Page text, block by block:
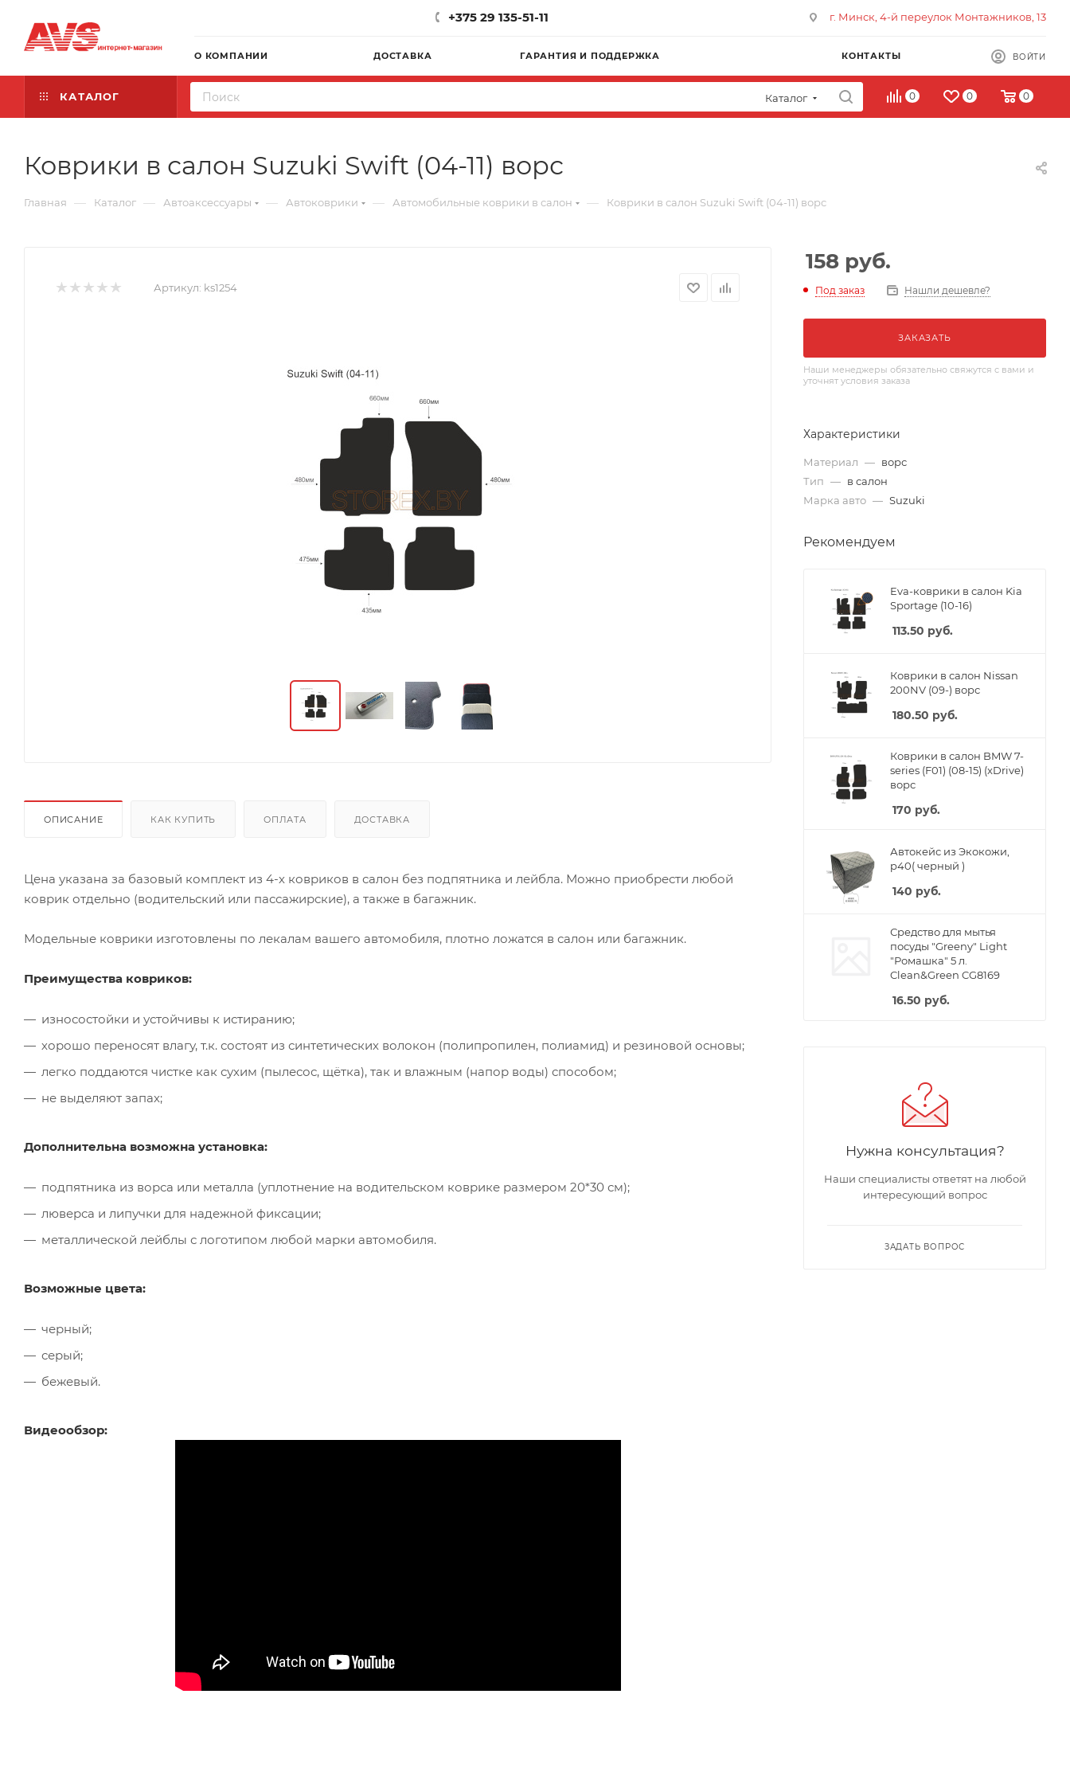
+375 29 135-51-11 г. Минск, 4-й переулок Монтажников, 13
О КОМПАНИИ ДОСТАВКА ГАРАНТИЯ И ПОДДЕРЖКА КОНТАКТЫ ВОЙТИ
КАТАЛОГ Каталог 0 0 0
Коврики в салон Suzuki Swift (04-11) ворс
Главная — Каталог — Автоаксессуары — Автоковрики — Автомобильные коврики в салон — Коврики в салон Suzuki Swift (04-11) ворс
Артикул: ks1254
ОПИСАНИЕ КАК КУПИТЬ ОПЛАТА ДОСТАВКА
Цена указана за базовый комплект из 4-х ковриков в салон без подпятника и лейбла. Можно приобрести любой
коврик отдельно (водительский или пассажирские), а также в багажник.
Модельные коврики изготовлены по лекалам вашего автомобиля, плотно ложатся в салон или багажник.
Преимущества ковриков:
износостойки и устойчивы к истиранию;
хорошо переносят влагу, т.к. состоят из синтетических волокон (полипропилен, полиамид) и резиновой основы;
легко поддаются чистке как сухим (пылесос, щётка), так и влажным (напор воды) способом;
не выделяют запах;
Дополнительна возможна установка:
подпятника из ворса или металла (уплотнение на водительском коврике размером 20*30 см);
люверса и липучки для надежной фиксации;
металлической лейблы с логотипом любой марки автомобиля.
Возможные цвета:
черный;
серый;
бежевый.
Видеообзор:
158 руб.
Под заказ Нашли дешевле?
ЗАКАЗАТЬ
Наши менеджеры обязательно свяжутся с вами и
уточнят условия заказа
Характеристики
Материал — ворс
Тип — в салон
Марка авто — Suzuki
Рекомендуем
Eva-коврики в салон Kia
Sportage (10-16)
113.50 руб.
Коврики в салон Nissan
200NV (09-) ворс
180.50 руб.
Коврики в салон BMW 7-
series (F01) (08-15) (xDrive)
ворс
170 руб.
Автокейс из Экокожи,
p40( черный )
140 руб.
Средство для мытья
посуды "Greeny" Light
"Ромашка" 5 л.
Clean&Green CG8169
16.50 руб.
Нужна консультация?
Наши специалисты ответят на любой
интересующий вопрос
ЗАДАТЬ ВОПРОС